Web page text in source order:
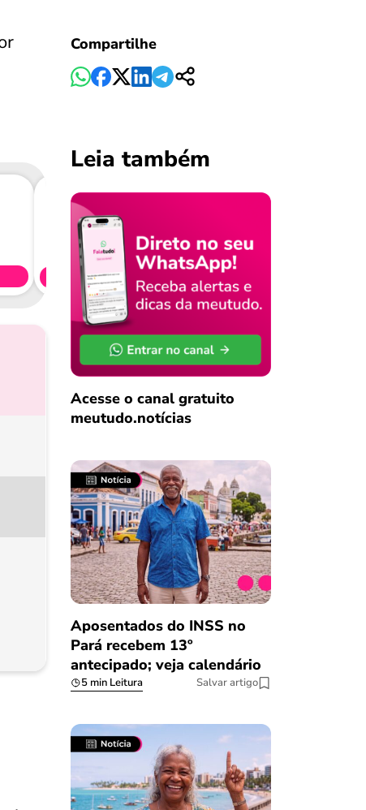
Compartilhe
Leia também
Acesse o canal gratuito
meutudo.notícias
Aposentados do INSS no
Pará recebem 13º
antecipado; veja calendário
5 min Leitura Salvar artigo